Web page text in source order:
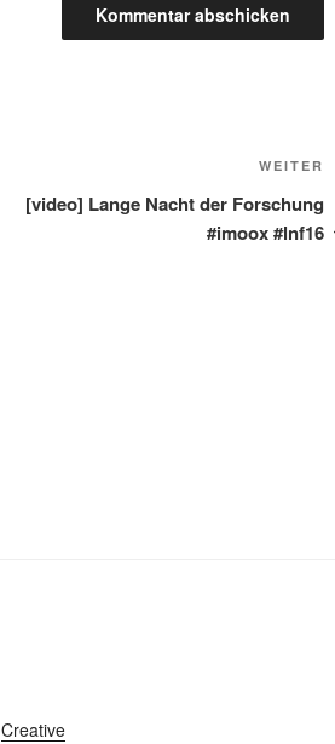
WEITER
[video] Lange Nacht der Forschung
#imoox #lnf16
Creative